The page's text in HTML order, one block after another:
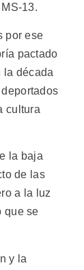
13.
por ese
pactado
la década
cultura
la baja
de las
a la luz
que se
y la